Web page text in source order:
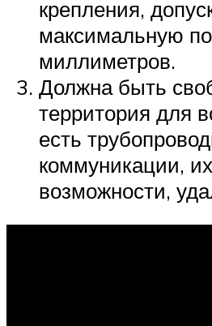
крепления,
максимальную
миллиметров.
Должна быть
территория для
есть
коммуникации,
возможности,